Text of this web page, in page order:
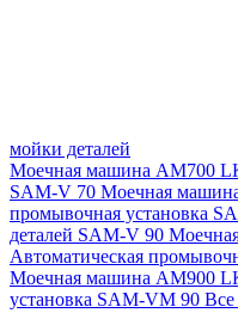
мойки деталей
Моечная машина AM700
SAM-V 70 Моечная
промывочная установка
деталей SAM-V 90
Автоматическая
Моечная машина AM900
установка SAM-VM 90 Все